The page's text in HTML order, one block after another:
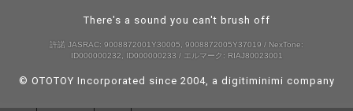
There's a sound you can't brush off
許諾 JASRAC: 9008872001Y30005, 9008872005Y37019 / NexTone:
ID000000232, ID000000233 / エルマーク: RIAJ80023001
© OTOTOY Incorporated since 2004, a digitiminimi company